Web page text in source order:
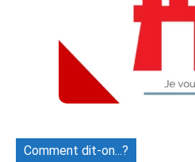
Comment dit-on...?